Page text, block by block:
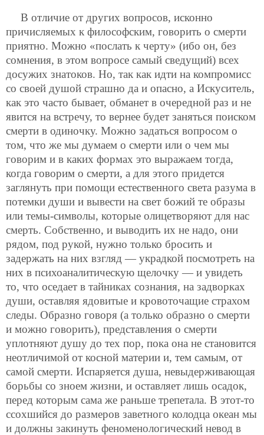
В отличие от других вопросов, исконно
причисляемых к философским, говорить о смерти
приятно. Можно «послать к черту» (ибо он, без
сомнения, в этом вопросе самый сведущий) всех
досужих знатоков. Но, так как идти на компромисс
со своей душой страшно да и опасно, а Искуситель,
как это часто бывает, обманет в очередной раз и не
явится на встречу, то вернее будет заняться поиском
смерти в одиночку. Можно задаться вопросом о
том, что же мы думаем о смерти или о чем мы
говорим и в каких формах это выражаем тогда,
когда говорим о смерти, а для этого придется
заглянуть при помощи естественного света разума в
потемки души и вывести на свет божий те образы
или темы-символы, которые олицетворяют для нас
смерть. Собственно, и выводить их не надо, они
рядом, под рукой, нужно только бросить и
задержать на них взгляд — украдкой посмотреть на
них в психоаналитическую щелочку — и увидеть
то, что оседает в тайниках сознания, на задворках
души, оставляя ядовитые и кровоточащие страхом
следы. Образно говоря (а только образно о смерти
и можно говорить), представления о смерти
уплотняют душу до тех пор, пока она не становится
неотличимой от косной материи и, тем самым, от
самой смерти. Испаряется душа, невыдерживающая
борьбы со зноем жизни, и оставляет лишь осадок,
перед которым сама же раньше трепетала. В этот-то
ссохшийся до размеров заветного колодца океан мы
и должны закинуть феноменологический невод в